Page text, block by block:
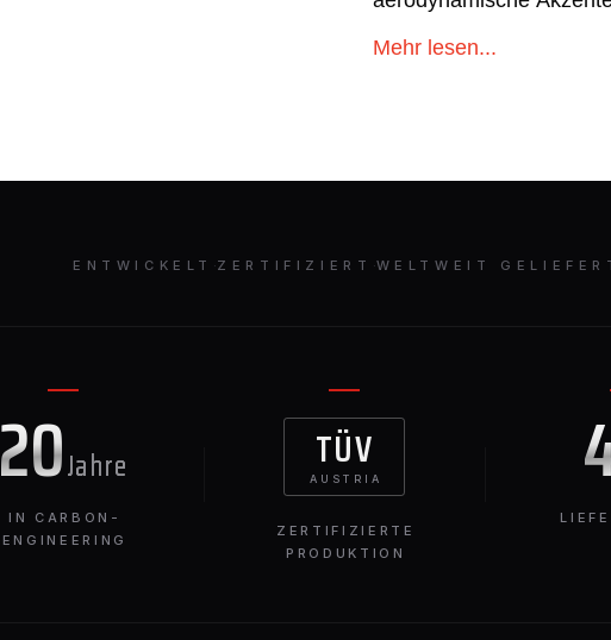
Mehr lesen...
ENTWICKELT ·ZERTIFIZIERT ·WELTWEIT
20Jahre
IN CARBON-
ENGINEERING
TÜV
AUSTRIA
ZERTIFIZIERTE
PRODUKTION